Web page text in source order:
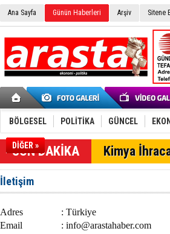
Ana Sayfa Günün Haberleri Arşiv Sitene
BÖLGESEL POLİTİKA GÜNCEL
DİĞER »
SON DAKİKA Kimya
İletişim
Adres
: Türkiye
Email
: info@arastahaber.com